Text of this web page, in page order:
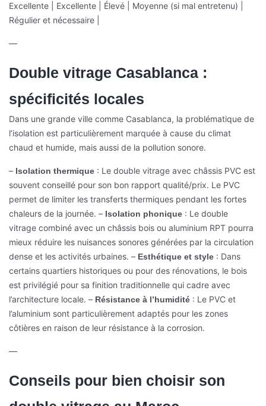
Excellente | Excellente | Élevé | Moyenne (si mal entretenu) |
Régulier et nécessaire |
—
Double vitrage Casablanca :
spécificités locales
Dans une grande ville comme Casablanca, la problématique de
l’isolation est particulièrement marquée à cause du climat
chaud et humide, mais aussi de la pollution sonore.
– Isolation thermique : Le double vitrage avec châssis PVC est
souvent conseillé pour son bon rapport qualité/prix. Le PVC
permet de limiter les transferts thermiques pendant les fortes
chaleurs de la journée. – Isolation phonique : Le double
vitrage combiné avec un châssis bois ou aluminium RPT pourra
mieux réduire les nuisances sonores générées par la circulation
dense et les activités urbaines. – Esthétique et style : Dans
certains quartiers historiques ou pour des rénovations, le bois
est privilégié pour sa finition traditionnelle qui cadre avec
l’architecture locale. – Résistance à l’humidité : Le PVC et
l’aluminium sont particulièrement adaptés pour les zones
côtières en raison de leur résistance à la corrosion.
—
Conseils pour bien choisir son